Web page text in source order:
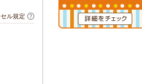
ル規定